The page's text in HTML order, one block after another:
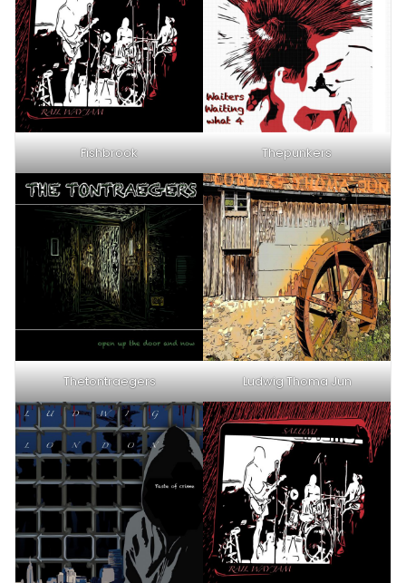
Fishbrook Thepunkers
Thetontraegers Ludwig Thoma Jun